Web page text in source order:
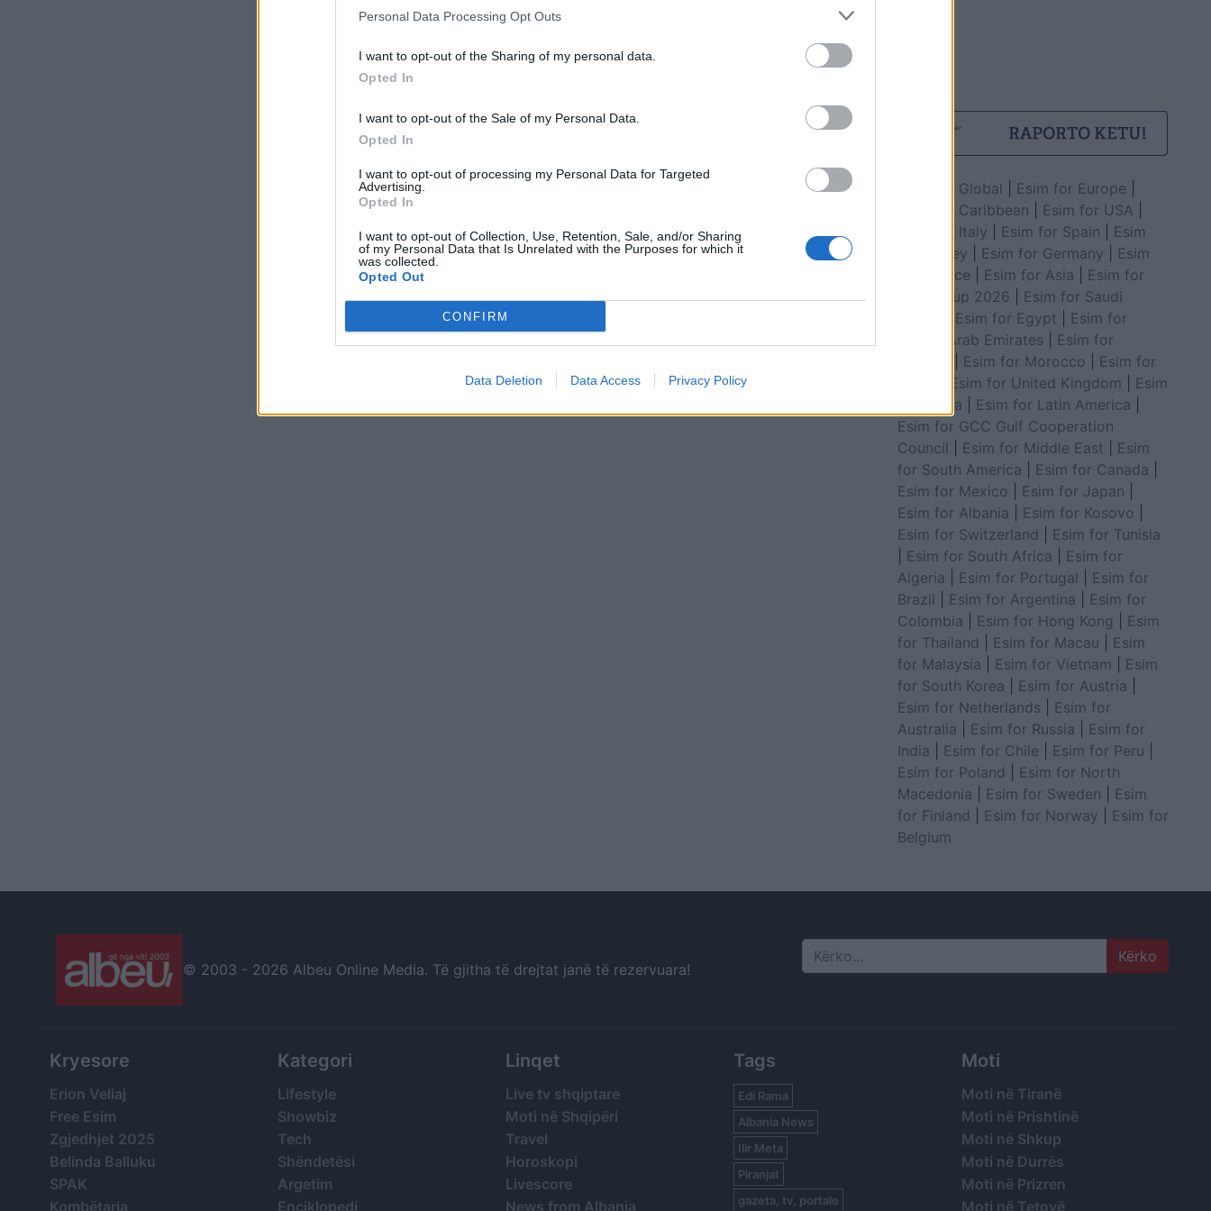
Personal Data Processing Opt Outs
I want to opt-out of the Sharing of my personal data.
Opted In
I want to opt-out of the Sale of my Personal Data.
Opted In
I want to opt-out of processing my Personal Data for Targeted
Advertising.
Opted In
I want to opt-out of Collection, Use, Retention, Sale, and/or Sharing
of my Personal Data that Is Unrelated with the Purposes for which it
was collected.
Opted Out
CONFIRM
Data Deletion Data Access Privacy Policy
Esim for Global Esim for Europe
Esim for Caribbean
Esim for USA
Esim for Italy
Esim for Spain
Esim
for Turkey
Esim for Germany
Esim
for Greece
Esim for Asia
Esim for
World Cup 2026
Esim for Saudi
Esim for Egypt
Esim for
United Arab Emirates
Esim for
Esim for Morocco
Esim for
Esim for United Kingdom
Esim
for Africa
Esim for Latin America
Esim for GCC Gulf Cooperation
Council
Esim for Middle East
Esim
for South America
Esim for Canada
Esim for Mexico
Esim for Japan
Esim for Albania
Esim for Kosovo
Esim for Switzerland
Esim for Tunisia
Esim for South Africa
Esim for
Algeria
Esim for Portugal
Esim for
Brazil
Esim for Argentina
Esim for
Colombia
Esim for Hong Kong
Esim
for Thailand
Esim for Macau
Esim
for Malaysia
Esim for Vietnam
Esim
for South Korea
Esim for Austria
Esim for Netherlands
Esim for
Australia
Esim for Russia
Esim for
India
Esim for Chile Esim for Peru
Esim for Poland
Esim for North
Macedonia
Esim for Sweden
Esim
for Finland
Esim for Norway
Esim for
Belgium
© 2003 - 2026 Albeu Online Media. Të gjitha të drejtat janë të rezervuara! Search
Kryesore
Erion Veliaj
Free Esim
Zgjedhjet 2025
Belinda Balluku
SPAK
Kombëtarja
Kategori
Lifestyle
Showbiz
Tech
Shëndetësi
Argetim
Enciklopedi
Linqet
Live tv shqiptare
Moti në Shqipëri
Travel
Horoskopi
Livescore
News from Albania
Tags
Edi Rama
Albania News
Ilir Meta
Piranjat
gazeta, tv, portale
Moti
Moti në Tiranë
Moti në Prishtinë
Moti në Shkup
Moti në Durrës
Moti në Prizren
Moti në Tetovë